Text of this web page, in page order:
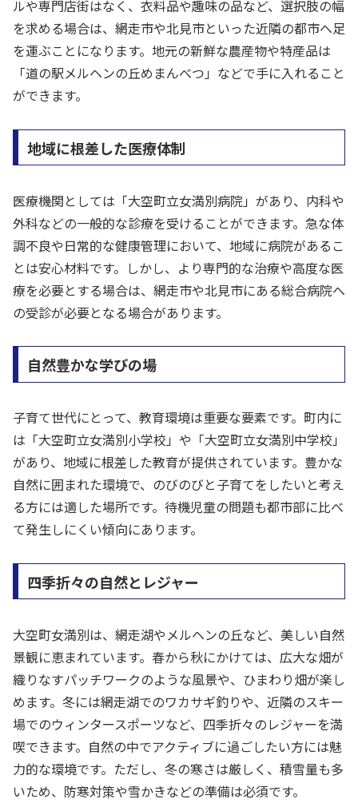
ルや専門店街はなく、衣料品や趣味の品など、選択肢の幅
を求める場合は、網走市や北見市といった近隣の都市へ足
を運ぶことになります。地元の新鮮な農産物や特産品は
「道の駅メルヘンの丘めまんべつ」などで手に入れること
ができます。
地域に根差した医療体制
医療機関としては「大空町立女満別病院」があり、内科や
外科などの一般的な診療を受けることができます。急な体
調不良や日常的な健康管理において、地域に病院があるこ
とは安心材料です。しかし、より専門的な治療や高度な医
療を必要とする場合は、網走市や北見市にある総合病院へ
の受診が必要となる場合があります。
自然豊かな学びの場
子育て世代にとって、教育環境は重要な要素です。町内に
は「大空町立女満別小学校」や「大空町立女満別中学校」
があり、地域に根差した教育が提供されています。豊かな
自然に囲まれた環境で、のびのびと子育てをしたいと考え
る方には適した場所です。待機児童の問題も都市部に比べ
て発生しにくい傾向にあります。
四季折々の自然とレジャー
大空町女満別は、網走湖やメルヘンの丘など、美しい自然
景観に恵まれています。春から秋にかけては、広大な畑が
織りなすパッチワークのような風景や、ひまわり畑が楽し
めます。冬には網走湖でのワカサギ釣りや、近隣のスキー
場でのウィンタースポーツなど、四季折々のレジャーを満
喫できます。自然の中でアクティブに過ごしたい方には魅
力的な環境です。ただし、冬の寒さは厳しく、積雪量も多
いため、防寒対策や雪かきなどの準備は必須です。